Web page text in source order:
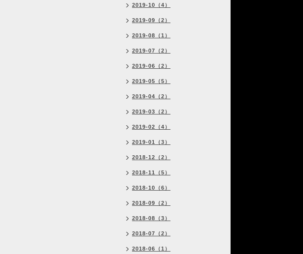
2019-10（4）
2019-09（2）
2019-08（1）
2019-07（2）
2019-06（2）
2019-05（5）
2019-04（2）
2019-03（2）
2019-02（4）
2019-01（3）
2018-12（2）
2018-11（5）
2018-10（6）
2018-09（2）
2018-08（3）
2018-07（2）
2018-06（1）